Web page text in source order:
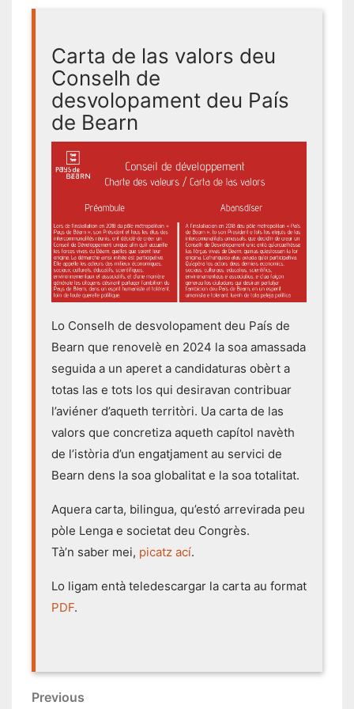
Carta de las valors deu
Conselh de
desvolopament deu País
de Bearn
Lo Conselh de desvolopament deu País de
Bearn que renovelè en 2024 la soa amassada
seguida a un aperet a candidaturas obèrt a
totas las e tots los qui desiravan contribuar
l’aviéner d’aqueth territòri. Ua carta de las
valors que concretiza aqueth capítol navèth
de l’istòria d’un engatjament au servici de
Bearn dens la soa globalitat e la soa totalitat.
Aquera carta, bilingua, qu’estó arrevirada peu
pòle Lenga e societat deu Congrès.
Tà’n saber mei, picatz ací.
Lo ligam entà teledescargar la carta au format
PDF.
Navigacion
Previous
Previous